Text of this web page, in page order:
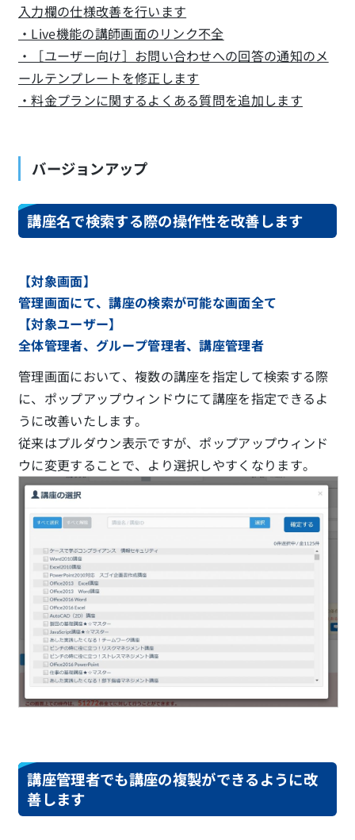
入力欄の仕様改善を行います
・Live機能の講師画面のリンク不全
・［ユーザー向け］お問い合わせへの回答の通知のメ
ールテンプレートを修正します
・料金プランに関するよくある質問を追加します
バージョンアップ
講座名で検索する際の操作性を改善します
【対象画面】
管理画面にて、講座の検索が可能な画面全て
【対象ユーザー】
全体管理者、グループ管理者、講座管理者
管理画面において、複数の講座を指定して検索する際
に、ポップアップウィンドウにて講座を指定できるよ
うに改善いたします。
従来はプルダウン表示ですが、ポップアップウィンド
ウに変更することで、より選択しやすくなります。
講座管理者でも講座の複製ができるように改
善します